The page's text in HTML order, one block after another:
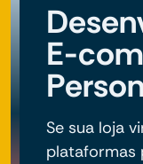
E-
Se sua loja
plataformas